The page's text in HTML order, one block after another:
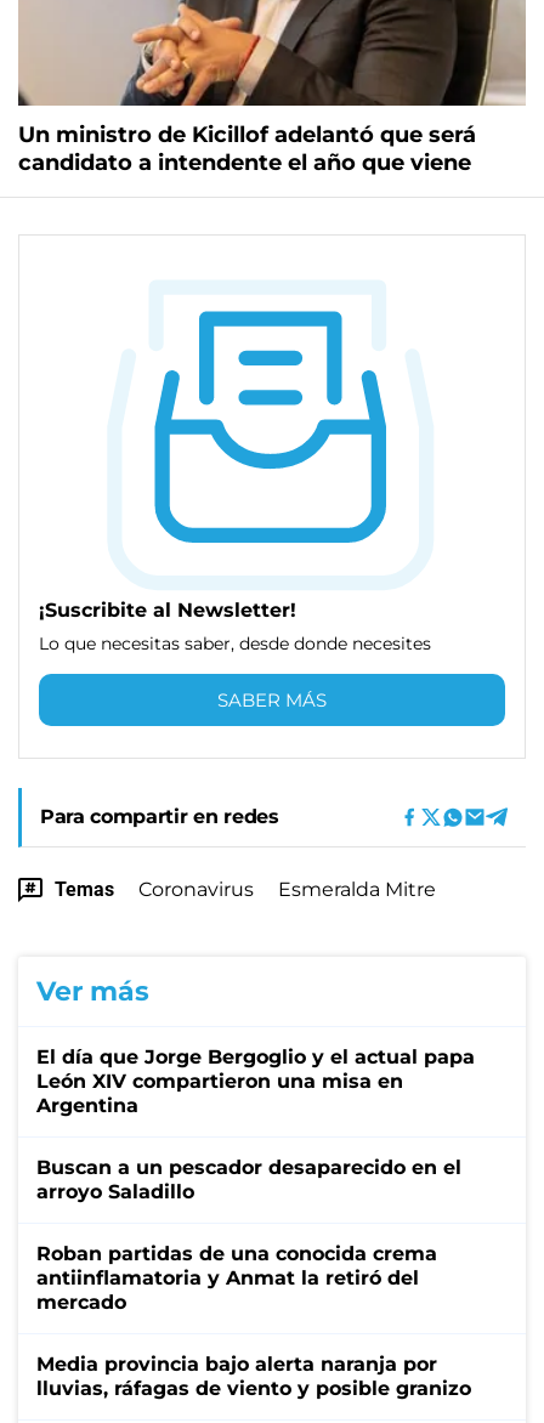
Un ministro de Kicillof adelantó que será
candidato a intendente el año que viene
¡Suscribite al Newsletter!
Lo que necesitas saber, desde donde necesites
SABER MÁS
Para compartir en redes
Temas Coronavirus Esmeralda Mitre
Ver más
El día que Jorge Bergoglio y el actual papa
León XIV compartieron una misa en
Argentina
Buscan a un pescador desaparecido en el
arroyo Saladillo
Roban partidas de una conocida crema
antiinflamatoria y Anmat la retiró del
mercado
Media provincia bajo alerta naranja por
lluvias, ráfagas de viento y posible granizo